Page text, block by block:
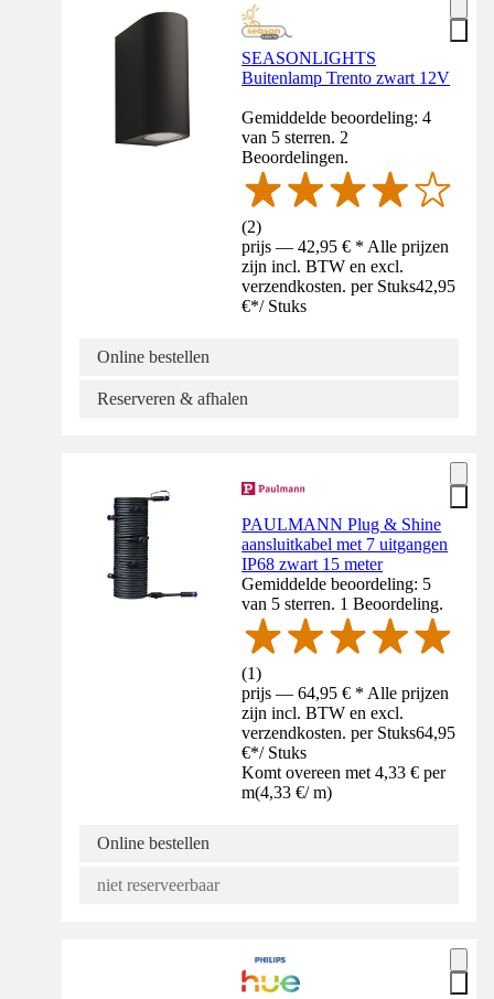
SEASONLIGHTS
Buitenlamp Trento zwart 12V
Gemiddelde beoordeling: 4
van 5 sterren. 2
Beoordelingen.
(2)
prijs — 42,95 € * Alle prijzen
zijn incl. BTW en excl.
verzendkosten. per Stuks42,95
€*/ Stuks
Online bestellen
Reserveren & afhalen
PAULMANN Plug & Shine
aansluitkabel met 7 uitgangen
IP68 zwart 15 meter
Gemiddelde beoordeling: 5
van 5 sterren. 1 Beoordeling.
(1)
prijs — 64,95 € * Alle prijzen
zijn incl. BTW en excl.
verzendkosten. per Stuks64,95
€*/ Stuks
Komt overeen met 4,33 € per
m(4,33 €/ m)
Online bestellen
niet reserveerbaar